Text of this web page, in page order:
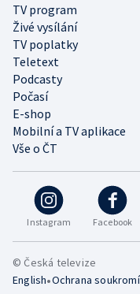
Instagram Facebook
TV program
Živé vysílání
TV poplatky
Teletext
Podcasty
Počasí
E-shop
Mobilní a TV aplikace
Vše o ČT
© Česká televize
English•Ochrana soukromí